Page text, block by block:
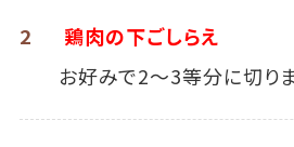
2
鶏肉の下ごしらえ
お好みで2～3等分に切りま